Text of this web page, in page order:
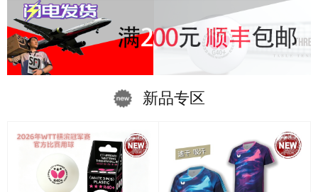
新品专区